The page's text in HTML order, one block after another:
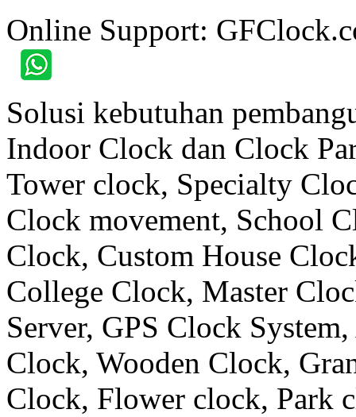
Online Support:
Solusi kebutuhan
Indoor Clock dan Clock
Tower clock, Specialty
Clock movement, School
Clock, Custom House
College Clock, Master
Server, GPS Clock
Clock, Wooden Clock,
Clock, Flower clock, Park